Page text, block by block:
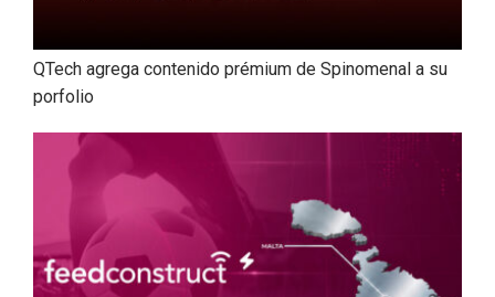
QTech agrega contenido prémium de Spinomenal a su
porfolio